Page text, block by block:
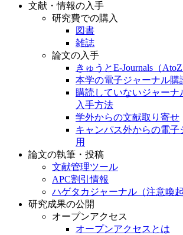
文献・情報の入手
研究費での購入
図書
雑誌
論文の入手
きゅうとE-Journals（AtoZ
本学の電子ジャーナル購
購読していないジャーナ
入手方法
学外からの文献取り寄せ
キャンパス外からの電子
用
論文の執筆・投稿
文献管理ツール
APC割引情報
ハゲタカジャーナル（注意喚起
研究成果の公開
オープンアクセス
オープンアクセスとは